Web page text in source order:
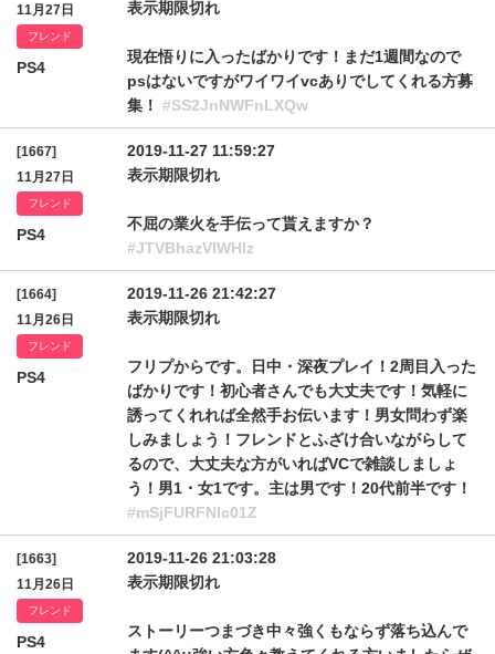
11月27日
フレンド
PS4
表示期限切れ
現在悟りに入ったばかりです！まだ1週間なので
psはないですがワイワイvcありでしてくれる方募
集！ #SS2JnNWFnLXQw
[1667]
11月27日
フレンド
PS4
2019-11-27 11:59:27
表示期限切れ
不屈の業火を手伝って貰えますか？
#JTVBhazVlWHlz
[1664]
11月26日
フレンド
PS4
2019-11-26 21:42:27
表示期限切れ
フリプからです。日中・深夜プレイ！2周目入った
ばかりです！初心者さんでも大丈夫です！気軽に
誘ってくれれば全然手お伝います！男女問わず楽
しみましょう！フレンドとふざけ合いながらして
るので、大丈夫な方がいればVCで雑談しましょ
う！男1・女1です。主は男です！20代前半です！
#mSjFURFNlc01Z
[1663]
11月26日
フレンド
PS4
2019-11-26 21:03:28
表示期限切れ
ストーリーつまづき中々強くもならず落ち込んで